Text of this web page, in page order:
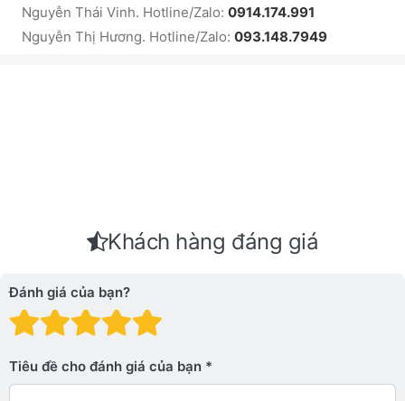
Nguyễn Thái Vinh. Hotline/Zalo: 0914.174.991
Nguyễn Thị Hương. Hotline/Zalo: 093.148.7949
Khách hàng đáng giá
Đánh giá của bạn?
Đánh giá: 4 trên 5
Đánh giá: 3 trên 5 sao.
Đánh giá: 2 trên 5 sao.
Đánh giá: 1 trên 5 sao. Xấu
Tiêu đề cho đánh giá của bạn